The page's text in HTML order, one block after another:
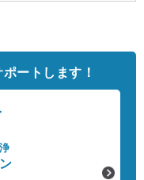
ートします！